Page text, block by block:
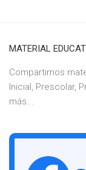
MATERIAL
Compartimos
Inicial, Prescolar,
más...